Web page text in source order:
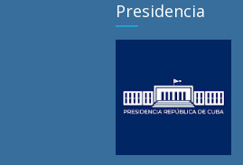
Presidencia